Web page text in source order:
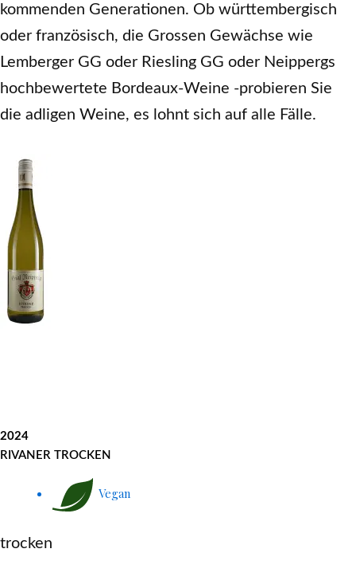
kommenden Generationen. Ob württembergisch
oder französisch, die Grossen Gewächse wie
Lemberger GG oder Riesling GG oder Neippergs
hochbewertete Bordeaux-Weine -probieren Sie
die adligen Weine, es lohnt sich auf alle Fälle.
2024
RIVANER TROCKEN
Vegan
trocken